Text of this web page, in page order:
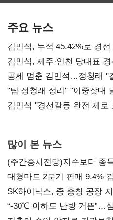
주요 뉴스
김민석, 누적 45.42%로 경
0.86%p(2보)
김민석, 제주·인천 당대표
공세 멈춘 김민석…정청래 "
"팀 정청래 정리" "이중잣대
다툼 격화
김민석 "경선갈등 완전 제
많이 본 뉴스
(주간증시전망)지수보다 종
대형마트 2분기 판매 9.4%
SK하이닉스, 중 충칭 공장
없어”
“-30℃ 이하도 난방 거뜬”…